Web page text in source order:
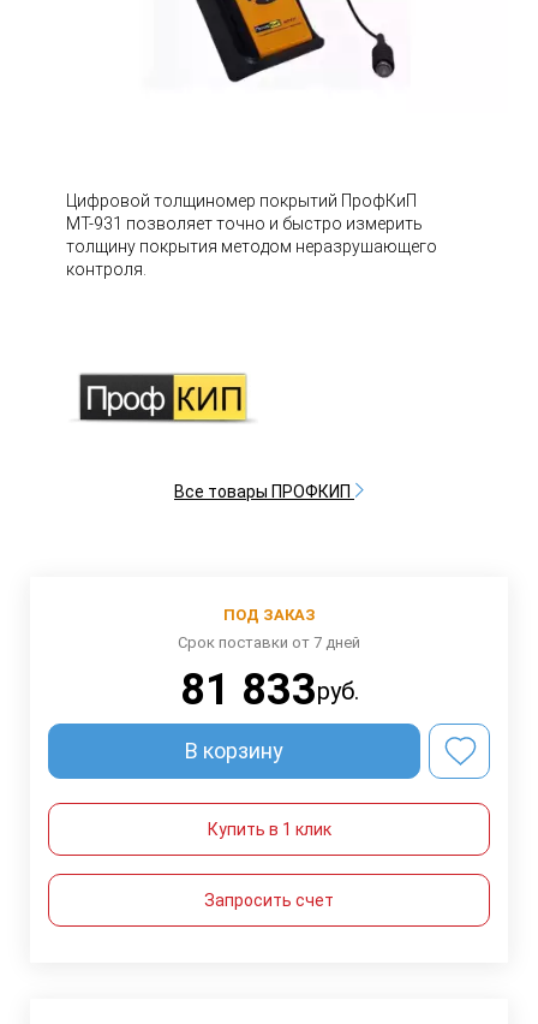
Цифровой толщиномер покрытий ПрофКиП
МТ-931 позволяет точно и быстро измерить
толщину покрытия методом неразрушающего
контроля.
Все товары ПРОФКИП
ПОД ЗАКАЗ
Срок поставки от 7 дней
81 833руб.
В корзину
Купить в 1 клик
Запросить счет